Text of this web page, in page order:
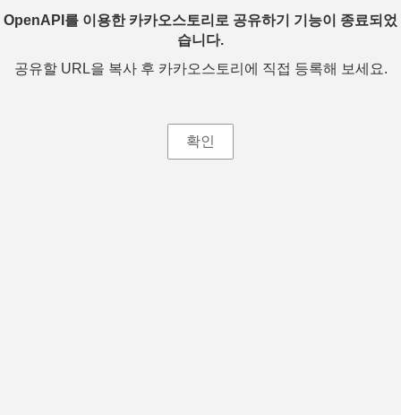
OpenAPI를 이용한 카카오스토리로 공유하기 기능이 종료되었
습니다.
공유할 URL을 복사 후 카카오스토리에 직접 등록해 보세요.
확인